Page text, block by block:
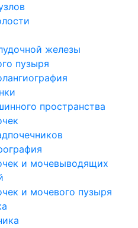
железы
пузыря
пространства
и мочевыводящих
и мочевого пузыря